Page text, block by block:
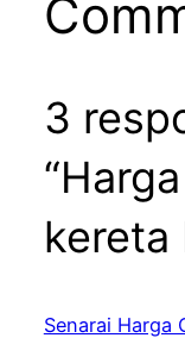
3
kereta
Senarai Harga